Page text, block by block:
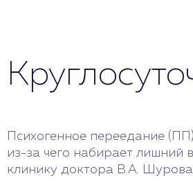
Психогенное переедание
из-за чего набирает лишний
клинику доктора В.А.